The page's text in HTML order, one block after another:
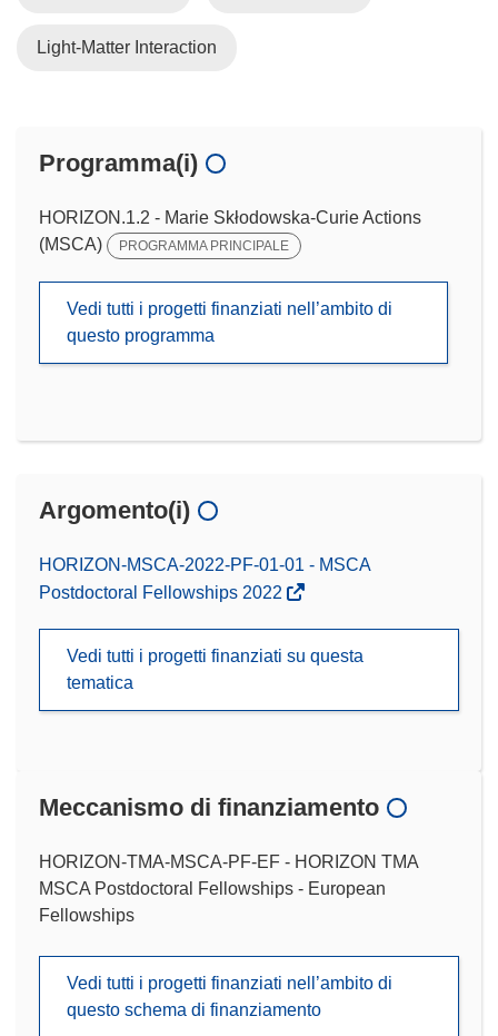
Light-Matter Interaction
Programma(i)
HORIZON.1.2 - Marie Skłodowska-Curie Actions
(MSCA)
PROGRAMMA PRINCIPALE
Vedi tutti i progetti finanziati nell’ambito di
questo programma
Argomento(i)
HORIZON-MSCA-2022-PF-01-01 - MSCA
Postdoctoral Fellowships 2022
Vedi tutti i progetti finanziati su questa
tematica
Meccanismo di finanziamento
HORIZON-TMA-MSCA-PF-EF - HORIZON TMA
MSCA Postdoctoral Fellowships - European
Fellowships
Vedi tutti i progetti finanziati nell’ambito di
questo schema di finanziamento